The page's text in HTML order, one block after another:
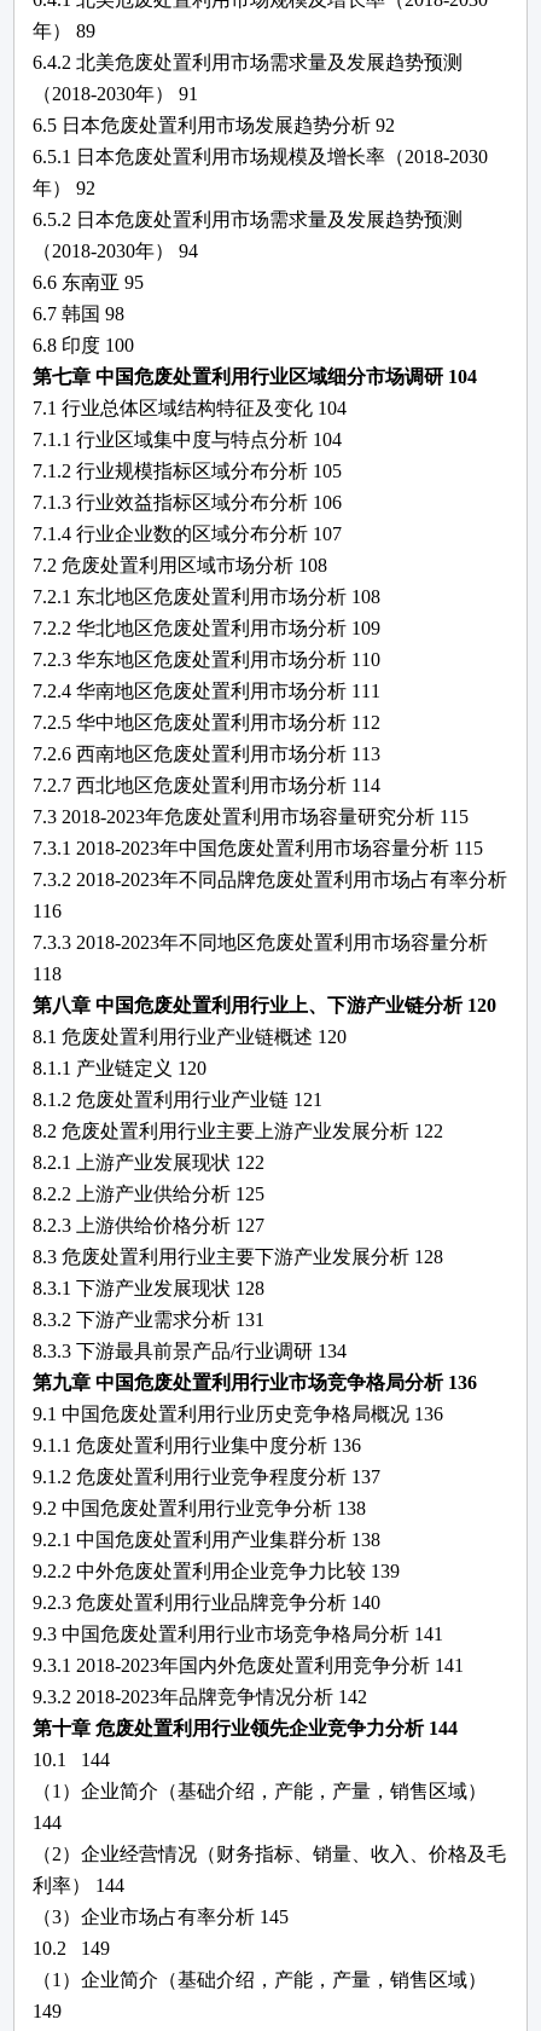
年）
89
6.4.2 北美危废处置利用市场需求量及发展趋势预测
（2018-2030年）
91
6.5 日本危废处置利用市场发展趋势分析 92
6.5.1 日本危废处置利用市场规模及增长率（2018-2030
年）
92
6.5.2 日本危废处置利用市场需求量及发展趋势预测
（2018-2030年）
94
6.6 东南亚 95
6.7 韩国 98
6.8 印度 100
第七章 中国危废处置利用行业区域细分市场调研 104
7.1 行业总体区域结构特征及变化 104
7.1.1 行业区域集中度与特点分析 104
7.1.2 行业规模指标区域分布分析 105
7.1.3 行业效益指标区域分布分析 106
7.1.4 行业企业数的区域分布分析 107
7.2危废处置利用 区域市场分析 108
7.2.1 东北地区危废处置利用市场分析 108
7.2.2 华北地区危废处置利用市场分析 109
7.2.3 华东地区危废处置利用市场分析 110
7.2.4 华南地区危废处置利用市场分析 111
7.2.5 华中地区危废处置利用市场分析 112
7.2.6 西南地区危废处置利用市场分析 113
7.2.7 西北地区危废处置利用市场分析 114
7.3 2018-2023年危废处置利用市场容量研究分析 115
7.3.1 2018-2023年中国危废处置利用市场容量分析 115
7.3.2 2018-2023年不同品牌危废处置利用市场占有率分析
116
7.3.3 2018-2023年不同地区危废处置利用市场容量分析
118
第八章 中国危废处置利用行业上、下游产业链分析 120
8.1危废处置利用行业产业链概述 120
8.1.1 产业链定义 120
8.1.2危废处置利用行业产业链 121
8.2危废处置利用行业主要上游产业发展分析 122
8.2.1 上游产业发展现状 122
8.2.2 上游产业供给分析 125
8.2.3 上游供给价格分析 127
8.3危废处置利用行业主要下游产业发展分析 128
8.3.1 下游产业发展现状 128
8.3.2 下游产业需求分析 131
8.3.3 下游最具前景产品/行业调研 134
第九章 中国危废处置利用行业市场竞争格局分析 136
9.1 中国危废处置利用行业历史竞争格局概况 136
9.1.1危废处置利用行业集中度分析 136
9.1.2危废处置利用行业竞争程度分析 137
9.2 中国危废处置利用行业竞争分析 138
9.2.1 中国危废处置利用 产业集群分析 138
9.2.2 中外危废处置利用企业竞争力比较 139
9.2.3危废处置利用行业品牌竞争分析 140
9.3 中国危废处置利用行业市场竞争格局分析 141
9.3.1 2018-2023年国内外危废处置利用竞争分析 141
9.3.2 2018-2023年品牌竞争情况分析 142
第十章 危废处置利用行业领先企业竞争力分析 144
10.1
144
（1）企业简介（基础介绍，产能，产量，销售区域）
144
（2）企业经营情况 （财务指标、销量、收入、价格及毛
利率）
144
（3）企业市场占有率分析 145
10.2
149
（1）企业简介（基础介绍，产能，产量，销售区域）
149